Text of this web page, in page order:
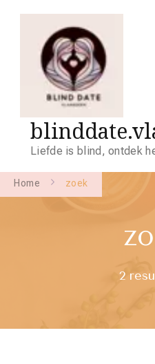
Liefde is blind, ontdek
Home zoek
2